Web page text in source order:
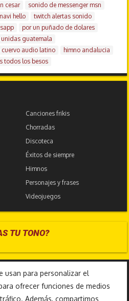
cesar
sonido de messenger msn
hello
twitch alertas sonido
por un puñado de dolares
unidas guatemala
cuervo audio latino
himno andalucia
todos los besos
Canciones frikis
Chorradas
Discoteca
Éxitos de siempre
Himnos
Personajes y frases
Videojuegos
TU TONO?
usan para personalizar el
ofrecer funciones de medios
Además, compartimos